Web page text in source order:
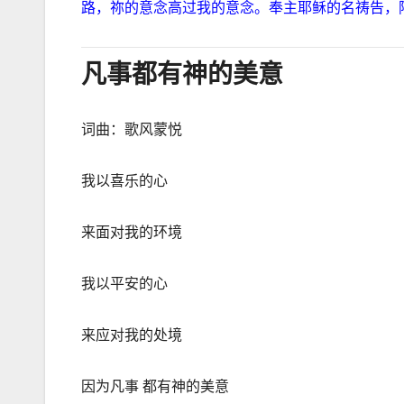
路，祢的意念高过我的意念。奉主耶稣的名祷告，
凡事都有神的美意
词曲：歌风蒙悦
我以喜乐的心
来面对我的环境
我以平安的心
来应对我的处境
因为凡事 都有神的美意